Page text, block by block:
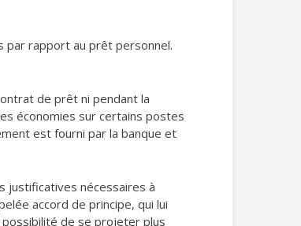
par rapport au prêt personnel.
de prêt ni pendant la
économies sur certains postes
est fourni par la banque et
justificatives nécessaires à
accord de principe, qui lui
de se projeter plus